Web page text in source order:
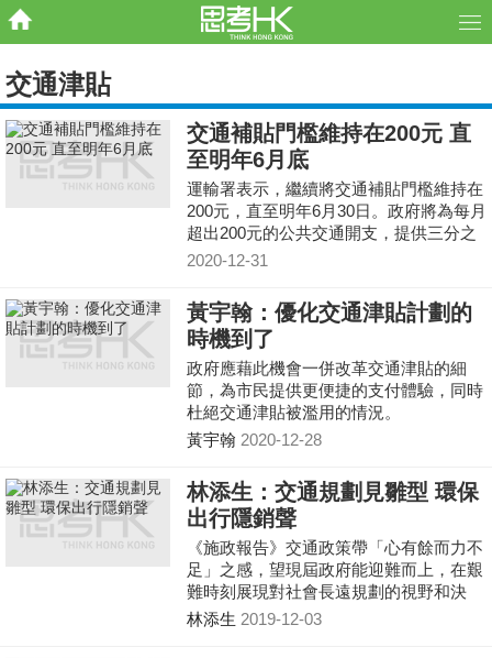
交通津貼
交通補貼門檻維持在200元 直
至明年6月底
運輸署表示，繼續將交通補貼門檻維持在
200元，直至明年6月30日。政府將為每月
超出200元的公共交通開支，提供三分之
一的補貼，每張八達通的補貼金額維持每
2020-12-31
黃宇翰：優化交通津貼計劃的
時機到了
政府應藉此機會一併改革交通津貼的細
節，為市民提供更便捷的支付體驗，同時
杜絕交通津貼被濫用的情況。
黃宇翰 2020-12-28
林添生：交通規劃見雛型 環保
出行隱銷聲
《施政報告》交通政策帶「心有餘而力不
足」之感，望現屆政府能迎難而上，在艱
難時刻展現對社會長遠規劃的視野和決
心。
林添生 2019-12-03